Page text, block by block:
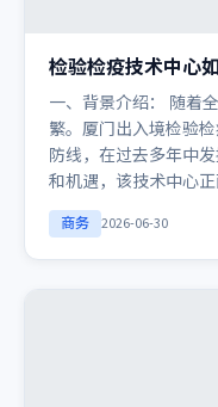
检验检疫技术中心
一、背景介绍： 随着
繁。厦门出入境检验
防线，在过去多年中
和机遇，该技术中心
商务 2026-06-30